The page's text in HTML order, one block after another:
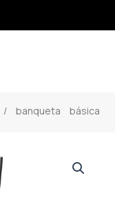
/ banqueta básica